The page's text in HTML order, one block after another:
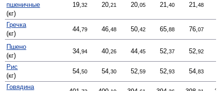
пшеничные
(кг)
19,32 20,21 20,05 21,40 21,48
Гречка
(кг)
44,79 46,48 50,42 65,88 76,07
Пшено
(кг)
34,94 40,26 44,45 52,37 52,92
Рис
(кг)
54,50 54,30 52,59 52,93 54,83
Говядина